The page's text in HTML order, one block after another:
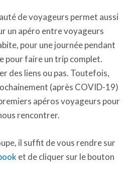
de voyageurs permet aussi
un apéro entre voyageurs
pour une journée pendant
pour faire un trip complet.
des liens ou pas. Toutefois,
(après COVID-19)
apéros voyageurs pour
rencontrer.
il suffit de vous rendre sur
et de cliquer sur le bouton